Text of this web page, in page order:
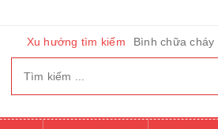
Xu hướng tìm kiếm Bình chữa cháy